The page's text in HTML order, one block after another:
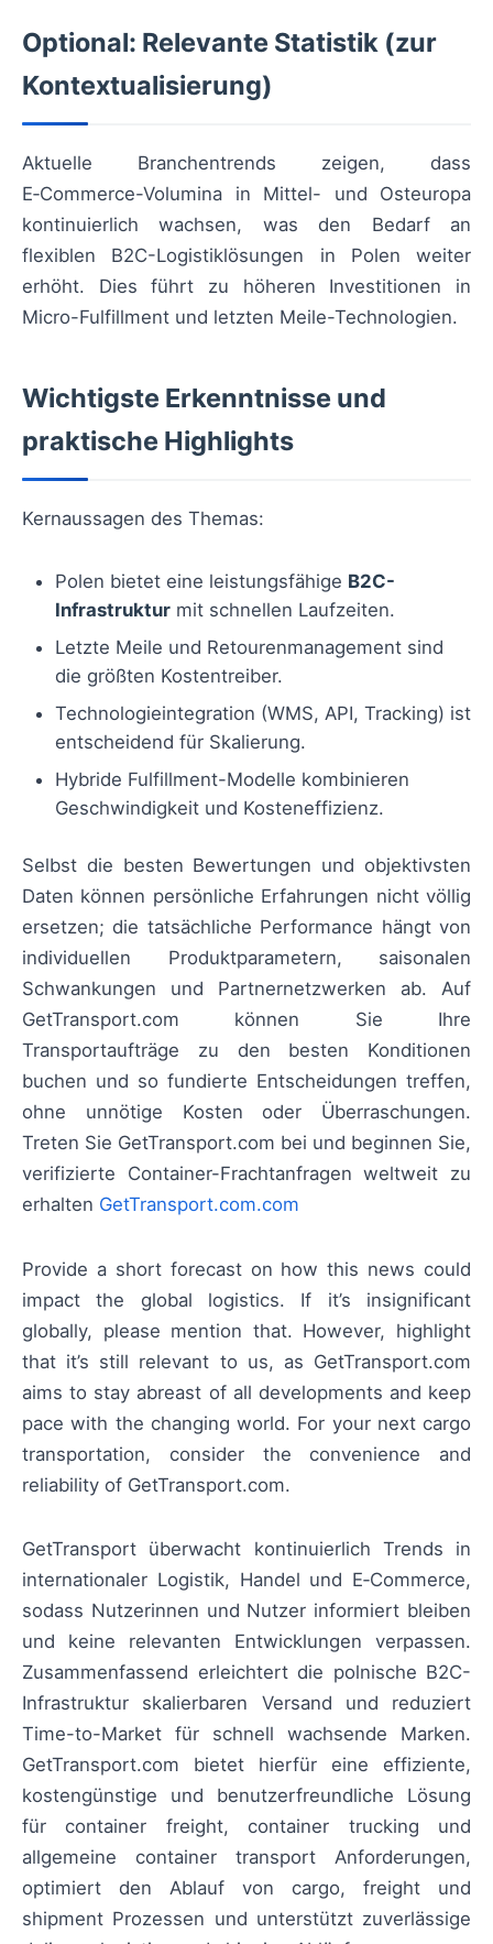
Optional: Relevante Statistik (zur
Kontextualisierung)
Aktuelle Branchentrends zeigen, dass
E‑Commerce-Volumina in Mittel- und Osteuropa
kontinuierlich wachsen, was den Bedarf an
flexiblen B2C-Logistiklösungen in Polen weiter
erhöht. Dies führt zu höheren Investitionen in
Micro-Fulfillment und letzten Meile-Technologien.
Wichtigste Erkenntnisse und
praktische Highlights
Kernaussagen des Themas:
Polen bietet eine leistungsfähige B2C-
Infrastruktur mit schnellen Laufzeiten.
Letzte Meile und Retourenmanagement sind
die größten Kostentreiber.
Technologieintegration (WMS, API, Tracking) ist
entscheidend für Skalierung.
Hybride Fulfillment-Modelle kombinieren
Geschwindigkeit und Kosteneffizienz.
Selbst die besten Bewertungen und objektivsten
Daten können persönliche Erfahrungen nicht völlig
ersetzen; die tatsächliche Performance hängt von
individuellen Produktparametern, saisonalen
Schwankungen und Partnernetzwerken ab. Auf
GetTransport.com können Sie Ihre
Transportaufträge zu den besten Konditionen
buchen und so fundierte Entscheidungen treffen,
ohne unnötige Kosten oder Überraschungen.
Treten Sie GetTransport.com bei und beginnen Sie,
verifizierte Container-Frachtanfragen weltweit zu
erhalten GetTransport.com.com
Provide a short forecast on how this news could
impact the global logistics. If it’s insignificant
globally, please mention that. However, highlight
that it’s still relevant to us, as GetTransport.com
aims to stay abreast of all developments and keep
pace with the changing world. For your next cargo
transportation, consider the convenience and
reliability of GetTransport.com.
GetTransport überwacht kontinuierlich Trends in
internationaler Logistik, Handel und E‑Commerce,
sodass Nutzerinnen und Nutzer informiert bleiben
und keine relevanten Entwicklungen verpassen.
Zusammenfassend erleichtert die polnische B2C-
Infrastruktur skalierbaren Versand und reduziert
Time-to-Market für schnell wachsende Marken.
GetTransport.com bietet hierfür eine effiziente,
kostengünstige und benutzerfreundliche Lösung
für container freight, container trucking und
allgemeine container transport Anforderungen,
optimiert den Ablauf von cargo, freight und
shipment Prozessen und unterstützt zuverlässige